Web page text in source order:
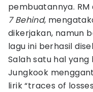
pembuatannya. RM
7 Behind,
dikerjakan, namun
lagu ini berhasil
Salah satu hal
Jungkook
lirik “traces of